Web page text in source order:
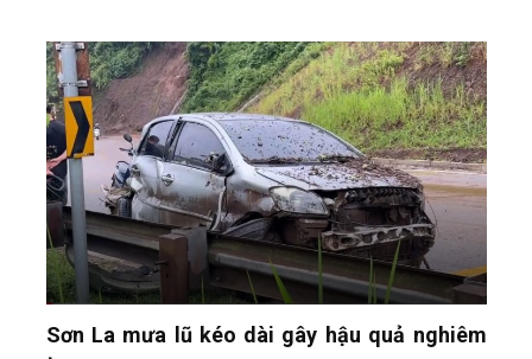
Sơn La mưa lũ kéo dài gây hậu quả nghiêm